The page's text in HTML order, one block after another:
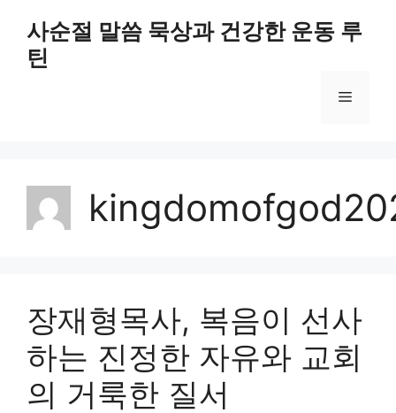
content
사순절 말씀 묵상과 건강한 운동 루
틴
Menu
장재형목사, 복음이 선사
하는 진정한 자유와 교회
의 거룩한 질서